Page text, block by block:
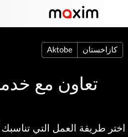
كازاخستان Aktobe
تعاون مع
اختر طريقة العمل التي